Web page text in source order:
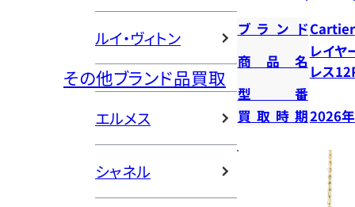
ルイ・ヴィトン
その他ブランド品買取
エルメス
シャネル
ブランドCartier
商品名
レイ
レス
型番
買取時期2026